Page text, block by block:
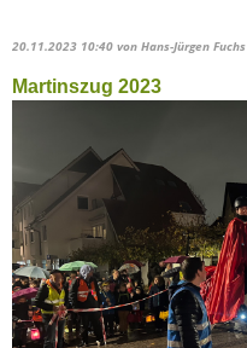
20.11.2023 10:40 von Hans-Jürgen Fuchs
Martinszug 2023